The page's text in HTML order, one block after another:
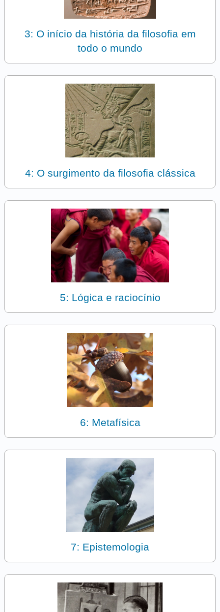
3: O início da história da filosofia em
todo o mundo
4: O surgimento da filosofia clássica
5: Lógica e raciocínio
6: Metafísica
7: Epistemologia